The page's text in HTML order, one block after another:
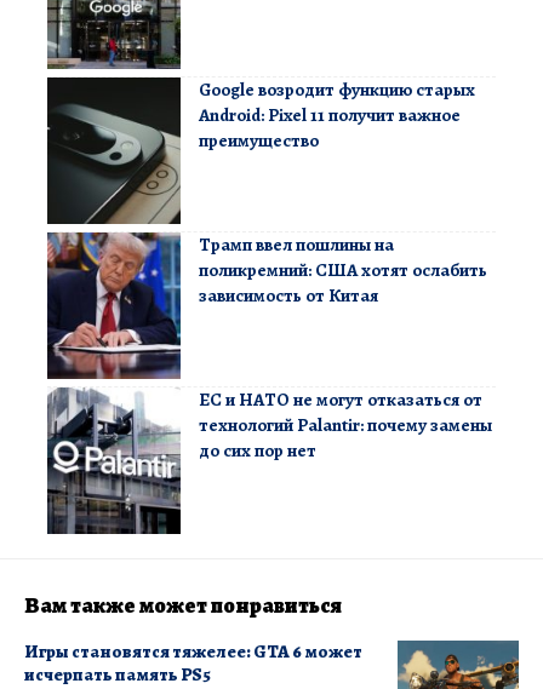
Google возродит функцию старых
Android: Pixel 11 получит важное
преимущество
Трамп ввел пошлины на
поликремний: США хотят ослабить
зависимость от Китая
ЕС и НАТО не могут отказаться от
технологий Palantir: почему замены
до сих пор нет
Вам также может понравиться
Игры становятся тяжелее: GTA 6 может
исчерпать память PS5